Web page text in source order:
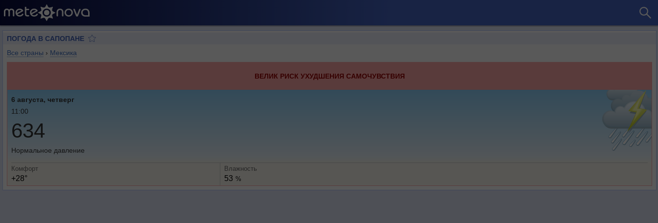
ПОГОДА В САПОПАНЕ
Все страны › Мексика
ВЕЛИК РИСК УХУДШЕНИЯ САМОЧУВСТВИЯ
6 августа, четверг
11:00
634
Нормальное давление
Комфорт
+28°
Влажность
53 %